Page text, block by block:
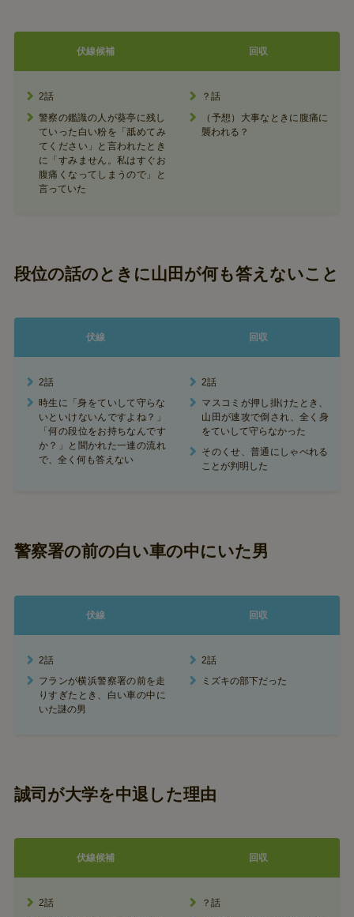
伏線候補 回収
2話
警察の鑑識の人が葵亭に残し
ていった白い粉を「舐めてみ
てください」と言われたとき
に「すみません。私はすぐお
腹痛くなってしまうので」と
言っていた
？話
（予想）大事なときに腹痛に
襲われる？
段位の話のときに山田が何も答えないこと
伏線 回収
2話
時生に「身をていして守らな
いといけないんですよね？」
「何の段位をお持ちなんです
か？」と聞かれた一連の流れ
で、全く何も答えない
2話
マスコミが押し掛けたとき、
山田が速攻で倒され、全く身
をていして守らなかった
そのくせ、普通にしゃべれる
ことが判明した
警察署の前の白い車の中にいた男
伏線 回収
2話
フランが横浜警察署の前を走
りすぎたとき、白い車の中に
いた謎の男
2話
ミズキの部下だった
誠司が大学を中退した理由
伏線候補 回収
2話
？話